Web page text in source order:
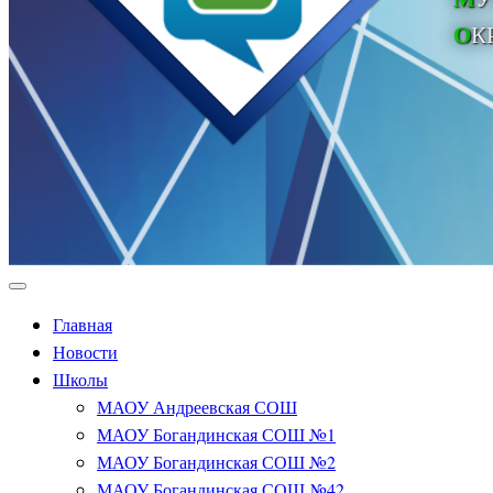
О
Главная
Новости
Школы
МАОУ Андреевская СОШ
МАОУ Богандинская СОШ №1
МАОУ Богандинская СОШ №2